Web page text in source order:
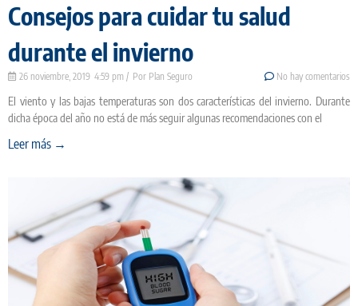
Consejos para cuidar tu salud
durante el invierno
Plan Seguro
26 noviembre, 2019 4:59 pm No hay comentarios
El viento y las bajas temperaturas son dos características del invierno. Durante
dicha época del año no está de más seguir algunas recomendaciones con el
Leer más →